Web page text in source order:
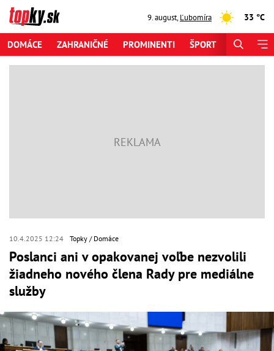
9. august,Ľubomíra 33 °C
DOMÁCE ZAHRANIČNÉ PROMINENTI ŠPORT
10.4.2025 12:24 Topky Domáce
Poslanci ani v opakovanej voľbe nezvolili
žiadneho nového člena Rady pre mediálne
služby